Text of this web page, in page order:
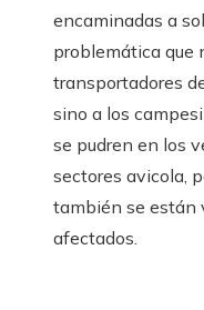
encaminadas a
problemática que
transportadores
sino a los
se pudren en los
sectores avicola,
también se están
afectados.